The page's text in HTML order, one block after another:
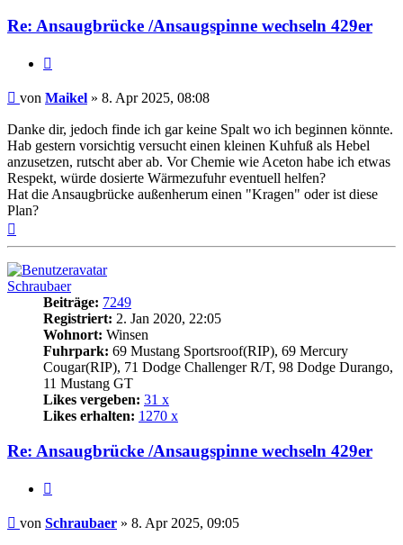
Re: Ansaugbrücke /Ansaugspinne wechseln 429er
Beitrag
von Maikel » 8. Apr 2025, 08:08
Danke dir, jedoch finde ich gar keine Spalt wo ich beginnen könnte.
Hab gestern vorsichtig versucht einen kleinen Kuhfuß als Hebel
anzusetzen, rutscht aber ab. Vor Chemie wie Aceton habe ich etwas
Respekt, würde dosierte Wärmezufuhr eventuell helfen?
Hat die Ansaugbrücke außenherum einen "Kragen" oder ist diese
Plan?
Schraubaer
Beiträge: 7249
Registriert: 2. Jan 2020, 22:05
Wohnort: Winsen
Fuhrpark: 69 Mustang Sportsroof(RIP), 69 Mercury
Cougar(RIP), 71 Dodge Challenger R/T, 98 Dodge Durango,
11 Mustang GT
Likes vergeben: 31 x
Likes erhalten: 1270 x
Re: Ansaugbrücke /Ansaugspinne wechseln 429er
Beitrag
von Schraubaer » 8. Apr 2025, 09:05